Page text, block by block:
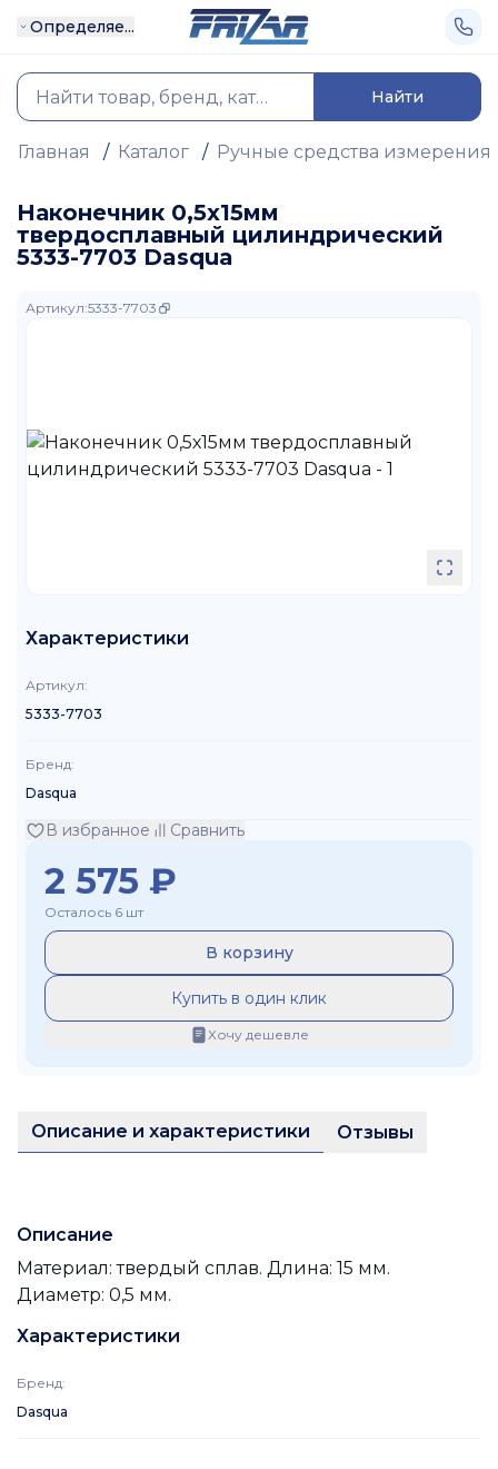
Определяе...
Найти
Главная / Каталог / Ручные средства измерения
Наконечник 0,5х15мм
твердосплавный цилиндрический
5333-7703 Dasqua
Артикул:5333-7703
Характеристики
Артикул:
5333-7703
Бренд:
Dasqua
В избранное Сравнить
2 575 ₽
Осталось 6 шт
В корзину
Купить в один клик
Хочу дешевле
Описание и характеристики Отзывы
Описание
Материал: твердый сплав. Длина: 15 мм.
Диаметр: 0,5 мм.
Характеристики
Бренд:
Dasqua